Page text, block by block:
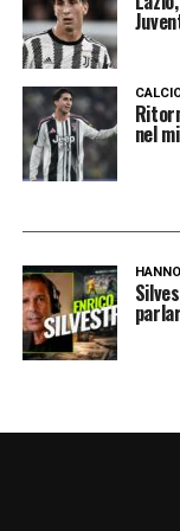
un gol, magari
specialità della
Per laLazio,
soltanto un
simboli. Un
intreccia con
a crescere e
in campionato,
LA PLAYLIST
nel